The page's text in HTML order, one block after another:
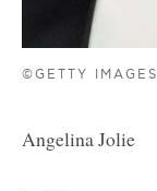
©GETTY IMAGES
Angelina Jolie